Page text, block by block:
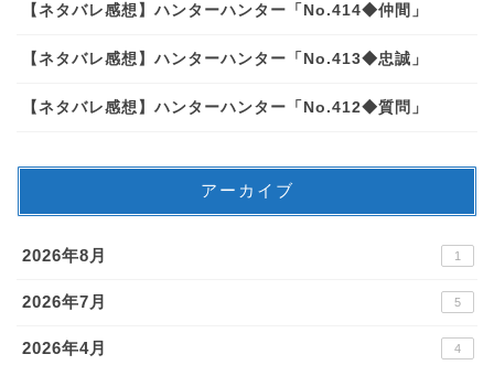
【ネタバレ感想】ハンターハンター「No.414◆仲間」
【ネタバレ感想】ハンターハンター「No.413◆忠誠」
【ネタバレ感想】ハンターハンター「No.412◆質問」
アーカイブ
2026年8月 1
2026年7月 5
2026年4月 4